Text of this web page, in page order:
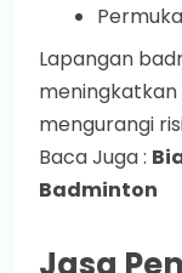
Lapangan
mengurangi
Baca Juga :
Badminton